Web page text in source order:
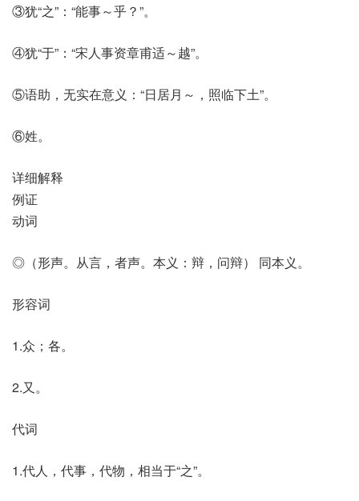
③犹“之”：“能事～乎？”。
④犹“于”：“宋人事资章甫适～越”。
⑤语助，无实在意义：“日居月～，照临下土”。
⑥姓。
详细解释
例证
动词
◎（形声。从言，者声。本义：辩，问辩） 同本义。
形容词
1.众；各。
2.又。
代词
1.代人，代事，代物，相当于“之”。